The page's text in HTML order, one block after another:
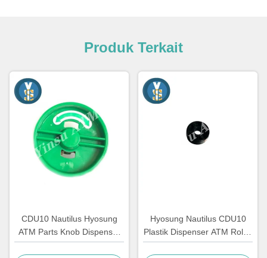
Produk Terkait
CDU10 Nautilus Hyosung
ATM Parts Knob Dispenser
7310000709
Hyosung Nautilus CDU10
Plastik Dispenser ATM Roller
Automated Teller Machine